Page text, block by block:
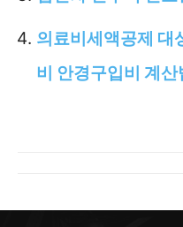
의료비세액공제 대
비 안경구입비 계산